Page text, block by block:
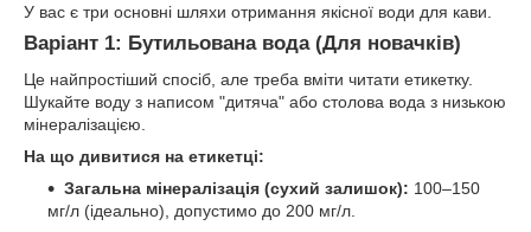
У вас є три основні шляхи отримання якісної води для кави.
Варіант 1: Бутильована вода (Для новачків)
Це найпростіший спосіб, але треба вміти читати етикетку.
Шукайте воду з написом "дитяча" або столова вода з низькою
мінералізацією.
На що дивитися на етикетці:
Загальна мінералізація (сухий залишок): 100–150
мг/л (ідеально), допустимо до 200 мг/л.